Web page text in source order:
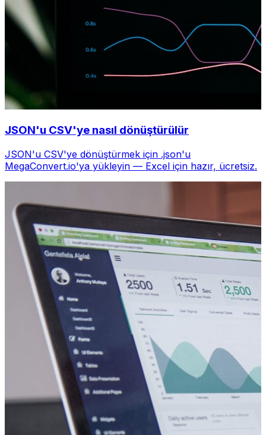
JSON'u CSV'ye nasıl dönüştürülür
JSON'u CSV'ye dönüştürmek için .json'u
MegaConvert.io'ya yükleyin — Excel için hazır, ücretsiz.